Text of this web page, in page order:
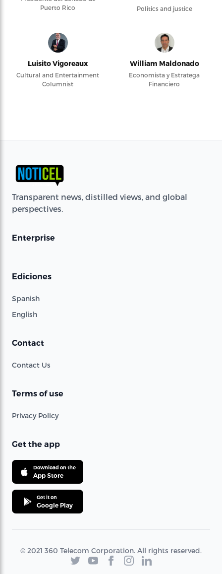
Puerto Rico
Politics and justice
Luisito Vigoreaux
Cultural and Entertainment
Columnist
William Maldonado
Economista y Estratega
Financiero
Transparent news, distilled views, and global
perspectives.
Enterprise
Ediciones
Spanish
English
Contact
Contact Us
Terms of use
Privacy Policy
Get the app
Download on the
App Store
Get it on
Google Play
© 2021 360 Telecom Corporation. All rights reserved.